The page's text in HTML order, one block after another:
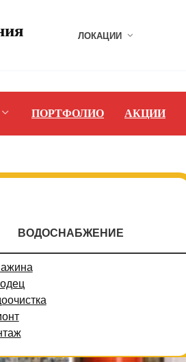
ЛОКАЦИИ
ПОРТФОЛИО АКЦИИ
ВОДОСНАБЖЕНИЕ